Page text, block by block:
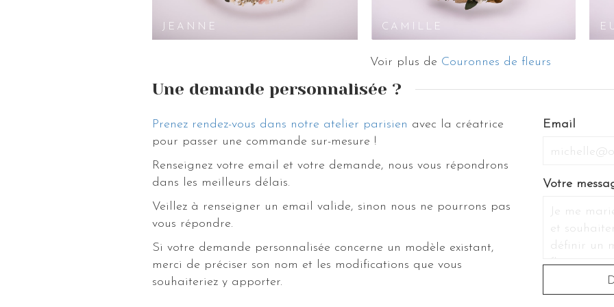
décoration de salle un style frais et délicat.
Si vous désirez en voir plus, découvrez notre collection complète d’accessoires pour cheveux et bijoux,
JEANNE CAMILLE
Voir plus de Couronnes de fleurs
Une demande personnalisée ?
Prenez rendez-vous dans notre atelier parisien avec la créatrice
pour passer une commande sur-mesure !
Renseignez votre email et votre demande, nous vous répondrons
dans les meilleurs délais.
Veillez à renseigner un email valide, sinon nous ne pourrons pas
vous répondre.
Si votre demande personnalisée concerne un modèle existant,
merci de préciser son nom et les modifications que vous
souhaiteriez y apporter.
Email
Votre